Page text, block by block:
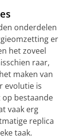
onderdelen
er
het zoveel
raar,
maken van
evolutie is
bestaande
vaak erg
replica
taak.